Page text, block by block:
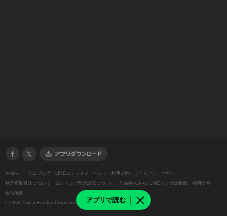
アプリで読む
お知らせ 公式ブログ LINEコミックス ヘルプ 利用規約
プライバシーポリシー
特定商取引法について
コンテンツ配信許諾について 作品持ち込み/ LINEマンガ編集部
採用情報
会社概要
© LINE Digital Frontier Corporation